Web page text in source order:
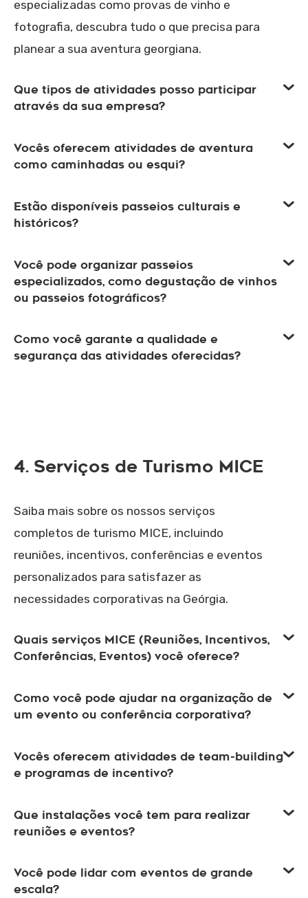
especializadas como provas de vinho e
fotografia, descubra tudo o que precisa para
planear a sua aventura georgiana.
Que tipos de atividades posso participar
através da sua empresa?
Vocês oferecem atividades de aventura
como caminhadas ou esqui?
Estão disponíveis passeios culturais e
históricos?
Você pode organizar passeios
especializados, como degustação de vinhos
ou passeios fotográficos?
Como você garante a qualidade e
segurança das atividades oferecidas?
4. Serviços de Turismo MICE
Saiba mais sobre os nossos serviços
completos de turismo MICE, incluindo
reuniões, incentivos, conferências e eventos
personalizados para satisfazer as
necessidades corporativas na Geórgia.
Quais serviços MICE (Reuniões, Incentivos,
Conferências, Eventos) você oferece?
Como você pode ajudar na organização de
um evento ou conferência corporativa?
Vocês oferecem atividades de team-building
e programas de incentivo?
Que instalações você tem para realizar
reuniões e eventos?
Você pode lidar com eventos de grande
escala?